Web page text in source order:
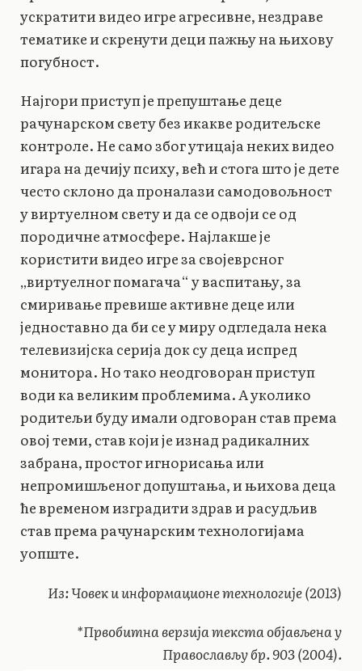
ускратити видео игре агресивне, нездраве
тематике и скренути деци пажњу на њихову
погубност.
Најгори приступ је препуштање деце
рачунарском свету без икакве родитељске
контроле. Не само због утицаја неких видео
игара на дечију психу, већ и стога што је дете
често склоно да проналази самодовољност
у виртуелном свету и да се одвоји се од
породичне атмосфере. Најлакше је
користити видео игре за својеврсног
„виртуелног помагача“ у васпитању, за
смиривање превише активне деце или
једноставно да би се у миру одгледала нека
телевизијска серија док су деца испред
монитора. Но тако неодговоран приступ
води ка великим проблемима. А уколико
родитељи буду имали одговоран став према
овој теми, став који је изнад радикалних
забрана, простог игнорисања или
непромишљеног допуштања, и њихова деца
ће временом изградити здрав и расудљив
став према рачунарским технологијама
уопште.
Из: Човек и информационе технологије (2013)
*Првобитна верзија текста објављена у
Православљу бр. 903 (2004).